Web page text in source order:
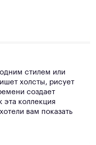
стилем или
холсты, рисует
создает
эта коллекция
вам показать